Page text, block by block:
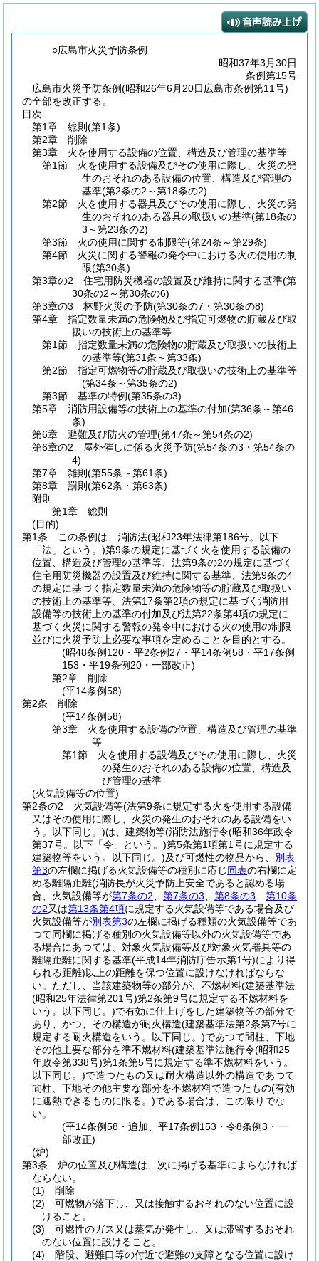
○広島市火災予防条例
昭和37年3月30日
条例第15号
広島市火災予防条例(昭和26年6月20日広島市条例第11号)
の全部を改正する。
目次
第1章
総則 (第1条)
第2章
削除
第3章
火を使用する設備の位置、構造及び管理の基準等
第1節
火を使用する設備及びその使用に際し、火災の発
生のおそれのある設備の位置、構造及び管理の
基準(第2条の2～第18条の2)
第2節
火を使用する器具及びその使用に際し、火災の発
生のおそれのある器具の取扱いの基準(第18条の
3～第23条の2)
第3節
火の使用に関する制限等(第24条～第29条)
第4節
火災に関する警報の発令中における火の使用の制
限(第30条)
第3章の2
住宅用防災機器の設置及び維持に関する基準(第
30条の2～第30条の6)
第3章の3
林野火災の予防(第30条の7・第30条の8)
第4章
指定数量未満の危険物及び指定可燃物の貯蔵及び取
扱いの技術上の基準等
第1節
指定数量未満の危険物の貯蔵及び取扱いの技術上
の基準等(第31条～第33条)
第2節
指定可燃物等の貯蔵及び取扱いの技術上の基準等
(第34条～第35条の2)
第3節
基準の特例(第35条の3)
第5章
消防用設備等の技術上の基準の付加(第36条～第46
条)
第6章
避難及び防火の管理(第47条～第54条の2)
第6章の2
屋外催しに係る火災予防(第54条の3・第54条の
4)
第7章
雑則 (第55条～第61条)
第8章
罰則 (第62条・第63条)
附則
第1章
総則
(目的)
第1条
この条例は、消防法(昭和23年法律第186号。以下
「法」という。)第9条の規定に基づく火を使用する設備の
位置、構造及び管理の基準等、法第9条の2の規定に基づく
住宅用防災機器の設置及び維持に関する基準、法第9条の4
の規定に基づく指定数量未満の危険物等の貯蔵及び取扱い
の技術上の基準等、法第17条第2項の規定に基づく消防用
設備等の技術上の基準の付加及び法第22条第4項の規定に
基づく火災に関する警報の発令中における火の使用の制限
並びに火災予防上必要な事項を定めることを目的とする。
(昭48条例120・平2条例27・平14条例58・平17条例
153・平19条例20・一部改正)
第2章
削除
(平14条例58)
第2条
削除
(平14条例58)
第3章
火を使用する設備の位置、構造及び管理の基準
等
第1節
火を使用する設備及びその使用に際し、火災
の発生のおそれのある設備の位置、構造及
び管理の基準
(火気設備等の位置)
第2条の2
火気設備等(法第9条に規定する火を使用する設備
又はその使用に際し、火災の発生のおそれのある設備をい
う。以下同じ。)は、建築物等(消防法施行令(昭和36年政令
第37号。以下「令」という。)第5条第1項第1号に規定する
建築物等をいう。以下同じ。)及び可燃性の物品から、 別表
第3の左欄に掲げる火気設備等の種別に応じ同表の右欄に定
める離隔距離(消防長が火災予防上安全であると認める場
合、火気設備等が第7条の2 第7条の3 第8条の3
第10条
の2又は第13条第4項に規定する火気設備等である場合及び
火気設備等が別表第3の左欄に掲げる種類の火気設備等であ
つて同欄に掲げる種別の火気設備等以外の火気設備等であ
る場合にあつては、対象火気設備等及び対象火気器具等の
離隔距離に関する基準(平成14年消防庁告示第1号)により得
られる距離)以上の距離を保つ位置に設けなければならな
い。 ただし、当該建築物等の部分が、不燃材料(建築基準法
(昭和25年法律第201号)第2条第9号に規定する不燃材料を
いう。以下同じ。)で有効に仕上げをした建築物等の部分で
あり、かつ、その構造が耐火構造(建築基準法第2条第7号に
規定する耐火構造をいう。以下同じ。)であつて間柱、下地
その他主要な部分を準不燃材料(建築基準法施行令(昭和25
年政令第338号)第1条第5号に規定する準不燃材料をいう。
以下同じ。)で造つたもの又は耐火構造以外の構造であつて
間柱、下地その他主要な部分を不燃材料で造つたもの(有効
に遮熱できるものに限る。)である場合は、この限りでな
い。
(平14条例58・追加、平17条例153・令8条例3・一
部改正)
(炉)
第3条
炉の位置及び構造は、次に掲げる基準によらなければ
ならない。
(1)
削除
(2)
可燃物が落下し、又は接触するおそれのない位置に設
けること。
(3)
可燃性のガス又は蒸気が発生し、又は滞留するおそれ
のない位置に設けること。
(4)
階段、避難口等の付近で避難の支障となる位置に設け